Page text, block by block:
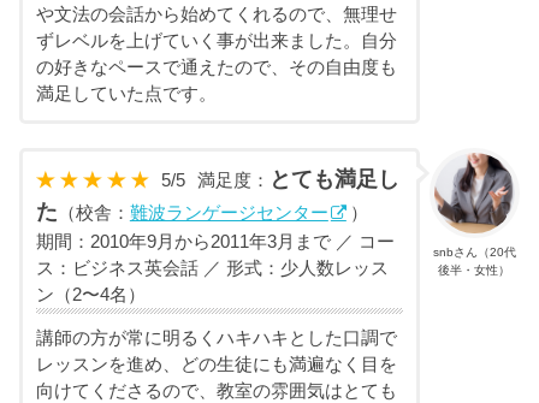
や文法の会話から始めてくれるので、無理せ
ずレベルを上げていく事が出来ました。自分
の好きなペースで通えたので、その自由度も
満足していた点です。
snbさん（20代
後半・女性）
5/5 満足度： とても満足し
た （校舎： 難波ランゲージセンター
）
期間：2010年9月から2011年3月まで ／ コー
ス：ビジネス英会話 ／ 形式：少人数レッス
ン（2〜4名）
講師の方が常に明るくハキハキとした口調で
レッスンを進め、どの生徒にも満遍なく目を
向けてくださるので、教室の雰囲気はとても